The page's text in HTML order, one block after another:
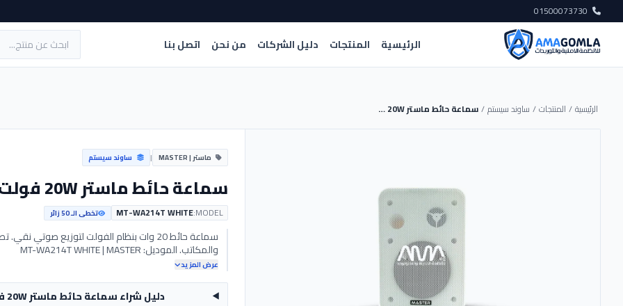
الرئيسية المنتجات دليل الشركات من نحن اتصل بنا
الرئيسية/ المنتجات/ ساوند سيستم/ سماعة حائط ماستر 20W فولت [أبيض] - MT-WA214T - MASTER
ماستر | MASTER | ساوند سيستم
سماعة حائط ماستر 20W فولت [أبيض] - MT-WA214T - MASTER
MODEL:
MT-WA214T WHITE تخطى الـ 50 زائر
والمكاتب. الموديل: MT-WA214T WHITE | MASTER
عرض المزيد
دليل شراء سماعة حائط ماستر 20W فولت [أبيض] - MT-WA214T - MASTER